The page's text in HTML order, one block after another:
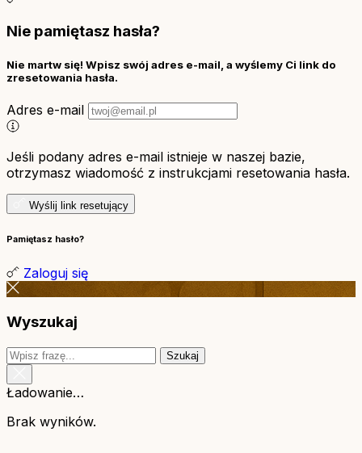
Nie pamiętasz hasła?
Nie martw się! Wpisz swój adres e-mail, a wyślemy Ci link do
zresetowania hasła.
Adres e-mail
Jeśli podany adres e-mail istnieje w naszej bazie,
otrzymasz wiadomość z instrukcjami resetowania hasła.
Wyślij link resetujący
Pamiętasz hasło?
Zaloguj się
Wyszukaj
Szukaj
Ładowanie…
Brak wyników.